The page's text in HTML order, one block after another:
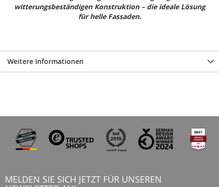
witterungsbeständigen Konstruktion – die ideale Lösung
für helle Fassaden.
Weitere Informationen
MELDEN SIE SICH JETZT FÜR UNSEREN